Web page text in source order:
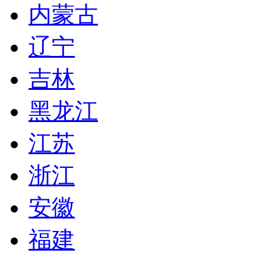
内蒙古
辽宁
吉林
黑龙江
江苏
浙江
安徽
福建